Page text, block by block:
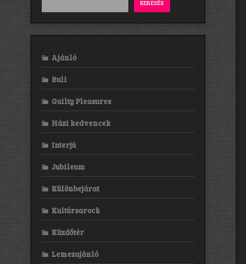
KERESÉS
Ajánló
Buli
Guilty Pleasures
Házi kedvencek
Interjú
Jubileum
Különbejárat
Kultúrsarock
Küzdőtér
Lemezajánló